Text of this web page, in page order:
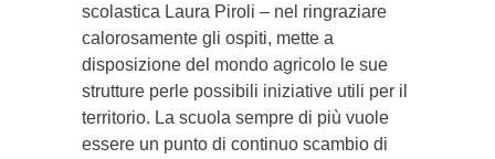
scolastica Laura Piroli – nel ringraziare
calorosamente gli ospiti, mette a
disposizione del mondo agricolo le sue
strutture perle possibili iniziative utili per il
territorio. La scuola sempre di più vuole
essere un punto di continuo scambio di